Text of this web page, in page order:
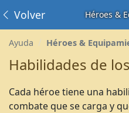
Héroes &
Volver
Ayuda Héroes &
Habilidades de
Cada héroe tiene una
combate que se carga y